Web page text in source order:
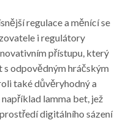
regulace a měnící se
i regulátory
přístupu, který
odpovědným hráčským
také důvěryhodný a
lamma bet, jež
digitálního sázení